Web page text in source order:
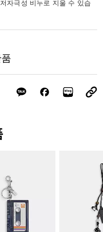
자극성 비누로 지울 수 있습